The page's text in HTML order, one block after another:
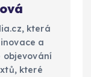
která
a
objevování
které